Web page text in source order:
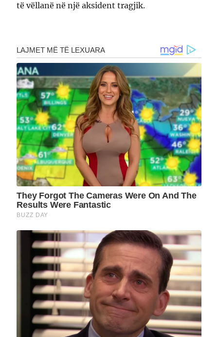
të vëllanë në një aksident tragjik.